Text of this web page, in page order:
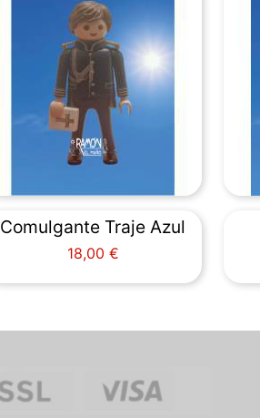
Comulgante Traje Azul
Precio
18,00 €